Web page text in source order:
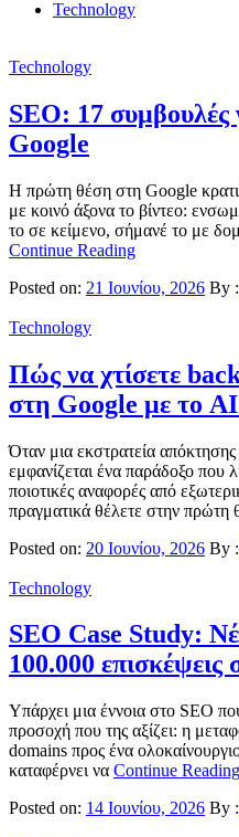
Technology
Technology
SEO: 17
Google
Η πρώτη θέση στη Google
με κοινό άξονα το βίντεο:
το σε κείμενο, σήμανέ το με
Continue Reading
Posted on: 21 Ιουνίου, 2026 By :
Technology
Πώς να χτίσετε
στη Google με το
Όταν μια εκστρατεία
εμφανίζεται ένα παράδοξο που
ποιοτικές αναφορές από
πραγματικά θέλετε στην πρώτη
Posted on: 20 Ιουνίου, 2026 By :
Technology
SEO Case Study:
100.000 επισκέψεις
Υπάρχει μια έννοια στο SEO
προσοχή που της αξίζει: η
domains προς ένα
καταφέρνει να Continue Reading
Posted on: 14 Ιουνίου, 2026 By :